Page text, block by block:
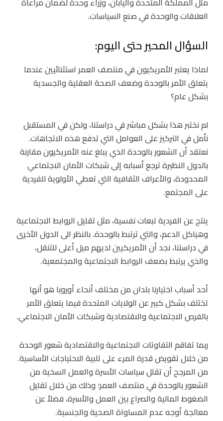
العلاقات والوحدة في صنع السياسات.
السؤال المحير حتى اليوم:
لماذا يعتبر الأمريكيون في منتصف العمر استثنائيين عندما
يتعلق الأمر بالوحدة وضعف الصحة العقلية والجسدية
بشكل عام؟
لم نختبر هذا بشكل مباشر في دراستنا، ولكن في المستقبل
نأمل في التركيز على العوامل التي تدفع هذه الاتجاهات.
نعتقد أن الشعور بالوحدة الذي يبلغ عنه الأمريكيون مقارنة
بالدول النظيرة ترجع أسبابه إلى شبكات الأمان الاجتماعي
المحدودة، والأعراف الثقافية التي تعطي الأولوية للفردية
على المجتمع.
ينتج عن الفردية تبعات نفسية، مثل تقليل الروابط الاجتماعية
وهياكل الدعم، والتي ترتبط بالوحدة. بالنظر الى الدول الأخرى
في دراستنا، نجد أن الأمريكيين لديهم ميل أعلى للتنقل،
والذي يرتبط بضعف الروابط الاجتماعية والمجتمعية.
أحد أسباب اختيارنا بلدان من مختلف أنحاء أوروبا هو أنها
تختلف بشكل كبير عن الولايات المتحدة فيما يتعلق الأمر
بالفرص الاجتماعية والاقتصادية وشبكات الأمان الاجتماعي.
ربما تفاقم التفاوتات الاجتماعية والاقتصادية شعور الوحدة
من خلال تقويض قدرة المرء على تلبية الاحتياجات الأساسية.
من المرجح أن تقلل سياسات الأسرة والعمل السخية من
الشعور بالوحدة في منتصف العمر؛ وذلك من خلال تقليل
الضغوط المالية والصراع بين العمل والأسرة، فضلاً عن
معالجة أوجه عدم المساواة الصحية والجنسية.